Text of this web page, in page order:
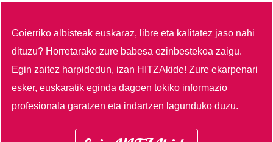
Goierriko albisteak euskaraz, libre eta kalitatez jaso nahi
dituzu? Horretarako zure babesa ezinbestekoa zaigu.
Egin zaitez harpidedun, izan HITZAkide!Zure ekarpenari
esker, euskaratik eginda dagoen tokiko informazio
profesionala garatzen eta indartzen lagunduko duzu.